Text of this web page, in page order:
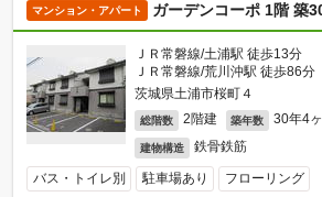
マンション・アパート ガーデンコーポ 1階 築
ＪＲ常磐線/土浦駅 徒歩13分
ＪＲ常磐線/荒川沖駅 徒歩86分
茨城県土浦市桜町４
総階数 2階建 築年数 30年4
建物構造 鉄骨鉄筋
バス・トイレ別 駐車場あり フローリング